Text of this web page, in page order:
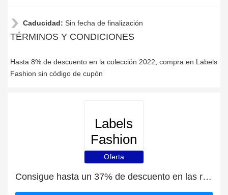
Caducidad: Sin fecha de finalización
TÉRMINOS Y CONDICIONES
Hasta 8% de descuento en la colección 2022, compra en Labels
Fashion sin código de cupón
Labels
Fashion
Oferta
Consigue hasta un 37% de descuento en las rebajas de fin de temporada | que terminan pronto